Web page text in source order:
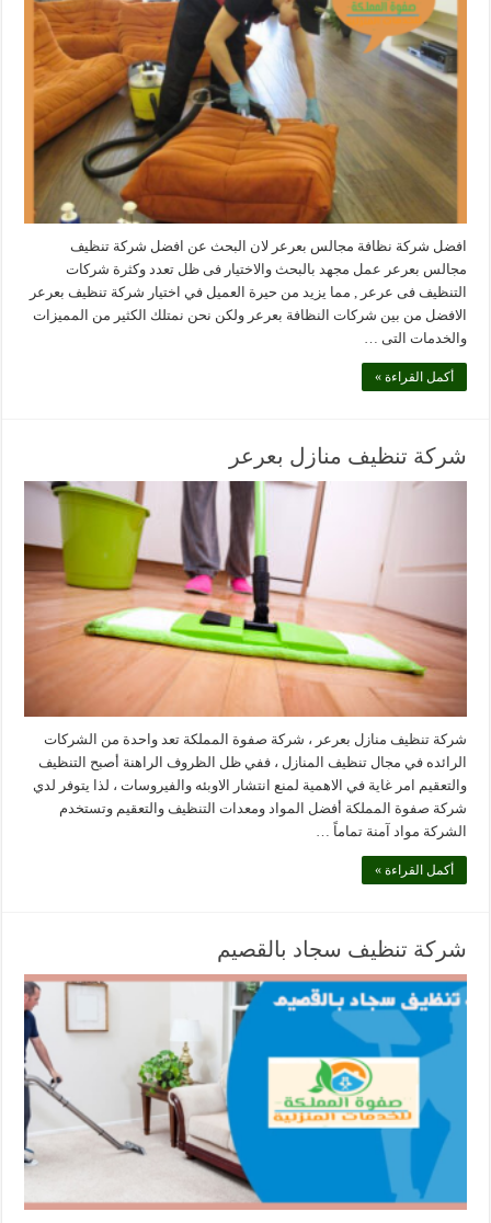
افضل شركة نظافة مجالس بعرعر لان البحث عن افضل شركة تنظيف
مجالس بعرعر عمل مجهد بالبحث والاختيار فى ظل تعدد وكثرة شركات
التنظيف فى عرعر , مما يزيد من حيرة العميل في اختيار شركة تنظيف بعرعر
الافضل من بين شركات النظافة بعرعر ولكن نحن نمتلك الكثير من المميزات
والخدمات التى …
أكمل القراءة »
شركة تنظيف منازل بعرعر
شركة تنظيف منازل بعرعر ، شركة صفوة المملكة تعد واحدة من الشركات
الرائده في مجال تنظيف المنازل ، ففي ظل الظروف الراهنة أصبح التنظيف
والتعقيم امر غاية في الاهمية لمنع انتشار الاوبئه والفيروسات ، لذا يتوفر لدي
شركة صفوة المملكة أفضل المواد ومعدات التنظيف والتعقيم وتستخدم
الشركة مواد آمنة تماماً …
أكمل القراءة »
شركة تنظيف سجاد بالقصيم